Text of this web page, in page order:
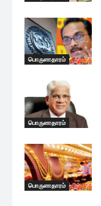
பொருளாதாரம்
பொருளாதாரம்
பொருளாதாரம்